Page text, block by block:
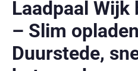
Laadpaal
– Slim
Duurstede,